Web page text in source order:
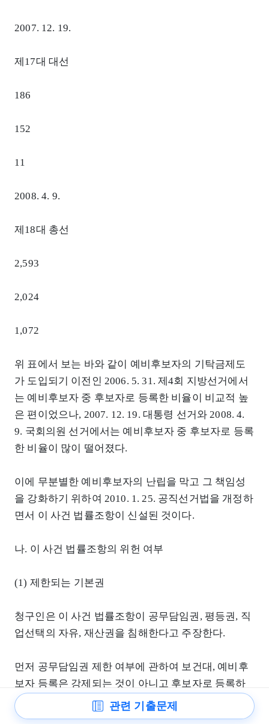
2007. 12. 19.
제17대 대선
186
152
11
2008. 4. 9.
제18대 총선
2,593
2,024
1,072
위 표에서 보는 바와 같이 예비후보자의 기탁금제도
가 도입되기 이전인 2006. 5. 31. 제4회 지방선거에서
는 예비후보자 중 후보자로 등록한 비율이 비교적 높
은 편이었으나, 2007. 12. 19. 대통령 선거와 2008. 4.
9. 국회의원 선거에서는 예비후보자 중 후보자로 등록
한 비율이 많이 떨어졌다.
이에 무분별한 예비후보자의 난립을 막고 그 책임성
을 강화하기 위하여 2010. 1. 25. 공직선거법을 개정하
면서 이 사건 법률조항이 신설된 것이다.
나. 이 사건 법률조항의 위헌 여부
(1) 제한되는 기본권
청구인은 이 사건 법률조항이 공무담임권, 평등권, 직
업선택의 자유, 재산권을 침해한다고 주장한다.
먼저 공무담임권 제한 여부에 관하여 보건대, 예비후
보자 등록은 강제되는 것이 아니고 후보자로 등록하
여야 공직에 취임할 가능성이 생기며, 예비후보자의
기탁금은 후보자 기탁금에 합산되는 등 예비후보자로
관련 기출문제